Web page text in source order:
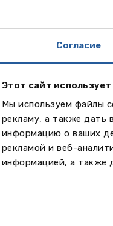
Согласие
Этот сайт
Мы используем файлы
рекламу, а также дать
информацию о ваших
рекламой и веб-
информацией, а также
Германии
во Франции
курсы для
лет -
и
работников
- семейные